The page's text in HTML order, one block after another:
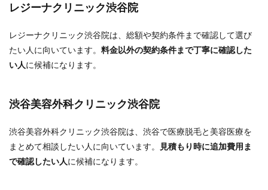
レジーナクリニック渋谷院
レジーナクリニック渋谷院は、総額や契約条件まで確認して選び
たい人に向いています。 料金以外の契約条件まで丁寧に確認した
い人に候補になります。
渋谷美容外科クリニック渋谷院
渋谷美容外科クリニック渋谷院は、渋谷で医療脱毛と美容医療を
まとめて相談したい人に向いています。
見積もり時に追加費用ま
で確認したい人に候補になります。